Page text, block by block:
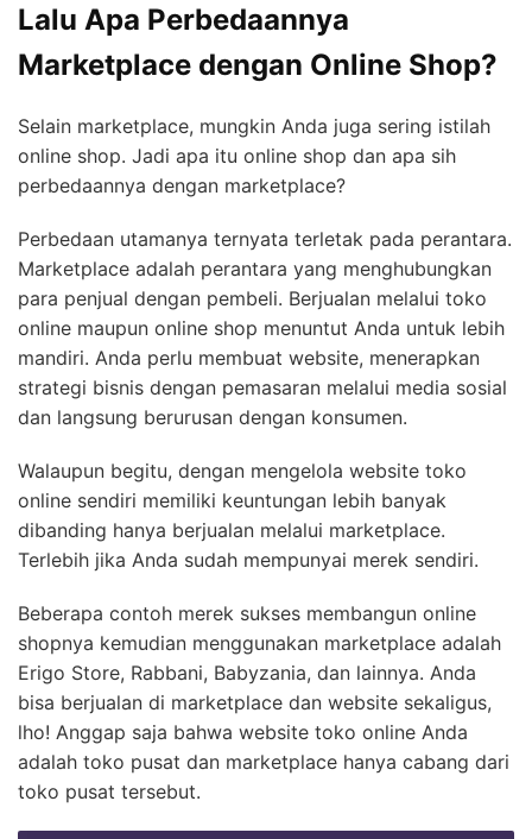
Lalu Apa Perbedaannya
Marketplace dengan Online Shop?
Selain marketplace, mungkin Anda juga sering istilah
online shop. Jadi apa itu online shop dan apa sih
perbedaannya dengan marketplace?
Perbedaan utamanya ternyata terletak pada perantara.
Marketplace adalah perantara yang menghubungkan
para penjual dengan pembeli. Berjualan melalui toko
online maupun online shop menuntut Anda untuk lebih
mandiri. Anda perlu membuat website, menerapkan
strategi bisnis dengan pemasaran melalui media sosial
dan langsung berurusan dengan konsumen.
Walaupun begitu, dengan mengelola website toko
online sendiri memiliki keuntungan lebih banyak
dibanding hanya berjualan melalui marketplace.
Terlebih jika Anda sudah mempunyai merek sendiri.
Beberapa contoh merek sukses membangun online
shopnya kemudian menggunakan marketplace adalah
Erigo Store, Rabbani, Babyzania, dan lainnya. Anda
bisa berjualan di marketplace dan website sekaligus,
lho! Anggap saja bahwa website toko online Anda
adalah toko pusat dan marketplace hanya cabang dari
toko pusat tersebut.